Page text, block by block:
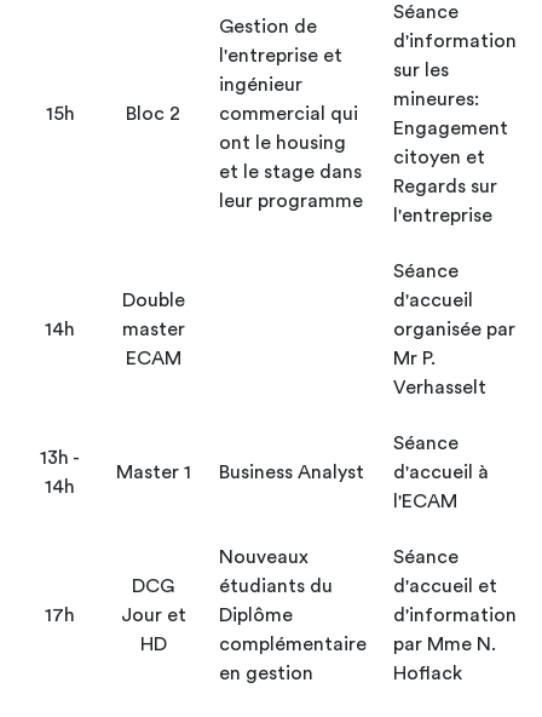
15h Bloc 2
Gestion de
l'entreprise et
ingénieur
commercial qui
ont le housing
et le stage dans
leur programme
Séance
d'information
sur les
mineures:
Engagement
citoyen et
Regards sur
l'entreprise
14h
Double
master
ECAM
Séance
d'accueil
organisée par
Mr P.
Verhasselt
13h -
14h
Master 1 Business Analyst
Séance
d'accueil à
l'ECAM
17h
DCG
Jour et
HD
Nouveaux
étudiants du
Diplôme
complémentaire
en gestion
Séance
d'accueil et
d'information
par Mme N.
Hoflack